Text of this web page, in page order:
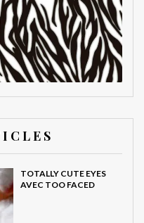
C L E S
TOTALLY CUTE EYES
AVEC TOO FACED